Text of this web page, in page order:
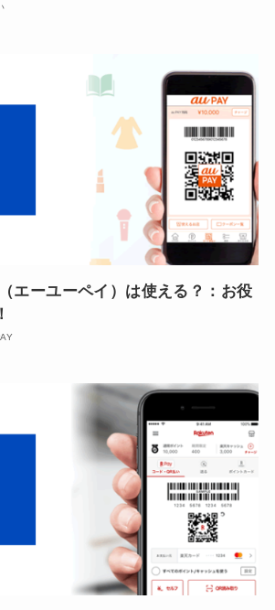
エーユーペイ）は使える？：お役